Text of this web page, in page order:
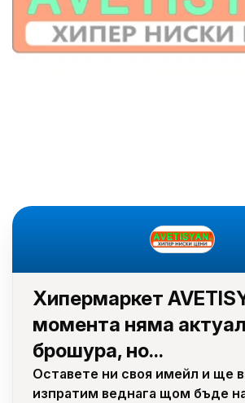
Хипермаркет
момента няма
брошура, но...
Оставете ни своя имейл и ще
изпратим веднага щом бъде